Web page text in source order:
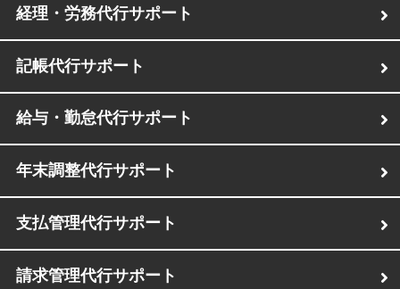
経理・労務代行サポート
記帳代行サポート
給与・勤怠代行サポート
年末調整代行サポート
支払管理代行サポート
請求管理代行サポート